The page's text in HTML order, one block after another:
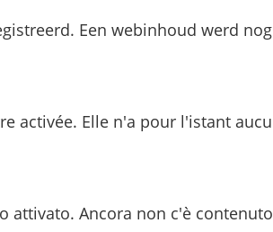
Een webinhoud werd
activée. Elle n'a pour l'istant
attivato. Ancora non c'è